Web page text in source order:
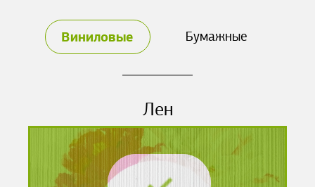
Виниловые Бумажные
Лен